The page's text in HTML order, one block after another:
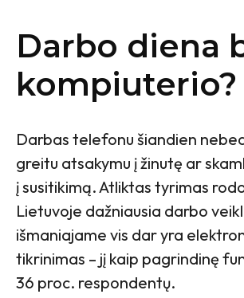
Darbo diena
kompiuterio?
Darbas telefonu šiandien
greitu atsakymu į žinutę ar
į susitikimą. Atliktas tyrimas
Lietuvoje dažniausia darbo
išmaniajame vis dar yra
tikrinimas – jį kaip pagrindinę
36 proc. respondentų.